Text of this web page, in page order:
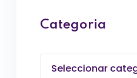
Categoria
Seleccionar